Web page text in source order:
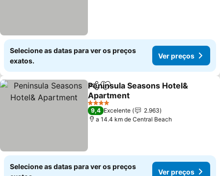
Selecione as datas para ver os preços
exatos.
Ver preços
PartilharAdicionar aos favoritos
Peninsula Seasons Hotel&
Apartment
Ver preços
4 Estrelas
9,4 Excelente
2.963
a 14.4 km de Central Beach
Selecione as datas para ver os preços
Ver preços